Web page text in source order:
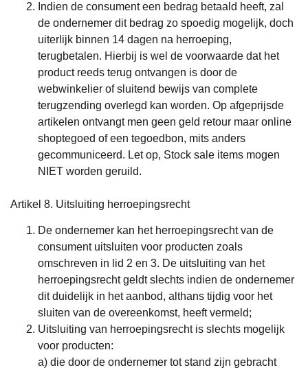
Indien de consument een bedrag betaald heeft, zal
de ondernemer dit bedrag zo spoedig mogelijk, doch
uiterlijk binnen 14 dagen na herroeping,
terugbetalen. Hierbij is wel de voorwaarde dat het
product reeds terug ontvangen is door de
webwinkelier of sluitend bewijs van complete
terugzending overlegd kan worden. Op afgeprijsde
artikelen ontvangt men geen geld retour maar online
shoptegoed of een tegoedbon, mits anders
gecommuniceerd. Let op, Stock sale items mogen
NIET worden geruild.
Artikel 8. Uitsluiting herroepingsrecht
De ondernemer kan het herroepingsrecht van de
consument uitsluiten voor producten zoals
omschreven in lid 2 en 3. De uitsluiting van het
herroepingsrecht geldt slechts indien de ondernemer
dit duidelijk in het aanbod, althans tijdig voor het
sluiten van de overeenkomst, heeft vermeld;
Uitsluiting van herroepingsrecht is slechts mogelijk
voor producten:
a) die door de ondernemer tot stand zijn gebracht